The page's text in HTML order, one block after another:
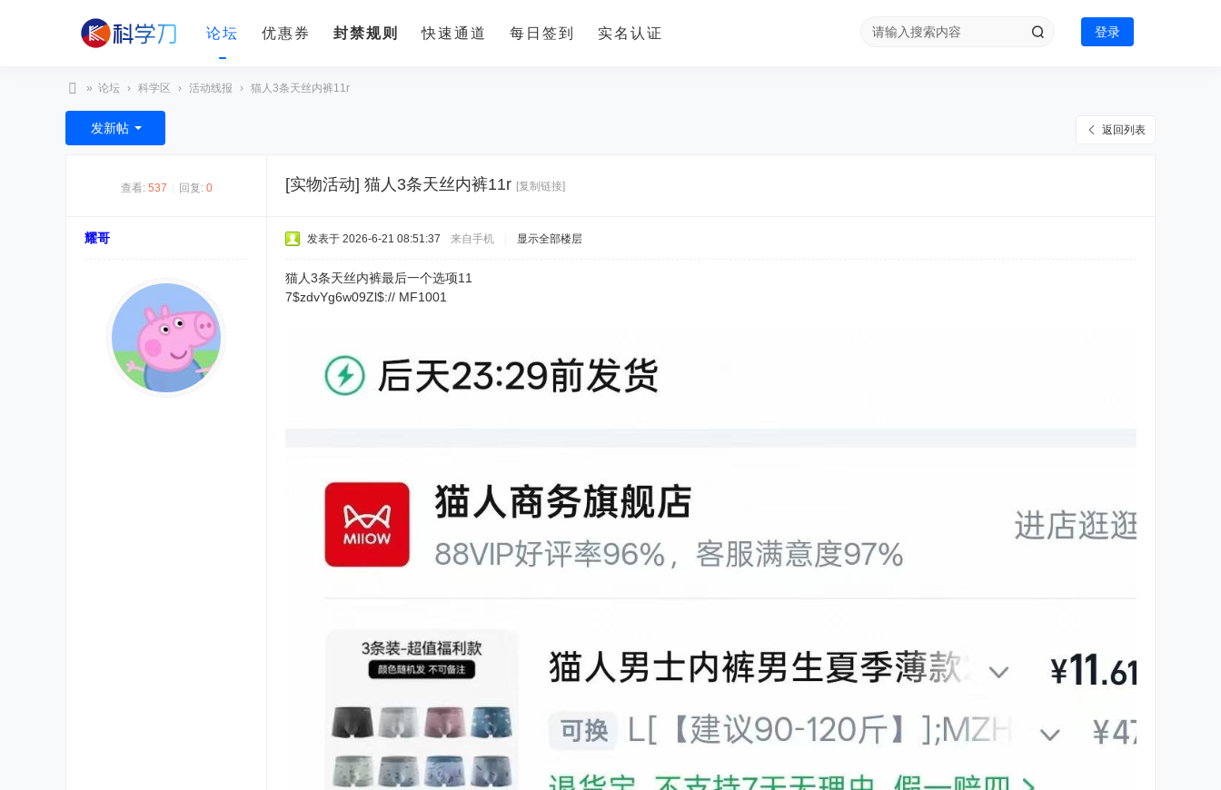
论坛 优惠券 封禁规则 快速通道 每日签到 实名认证 登录
科
学
» 论坛 › 科学区 › 活动线报 › 猫人3条天丝内裤11r
返回列表
发新帖
查看: 537 回复: 0 [实物活动] 猫人3条天丝内裤11r [复制链接]
耀哥 发表于 2026-6-21 08:51:37 来自手机 显示全部楼层
猫人3条天丝内裤最后一个选项11
7$zdvYg6w09Zl$:// MF1001